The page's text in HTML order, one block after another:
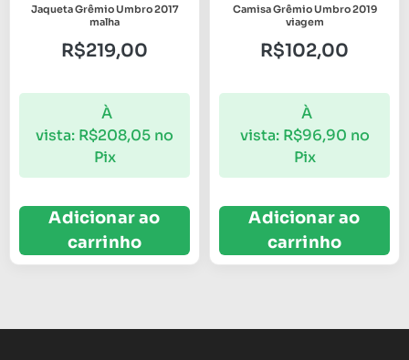
Jaqueta Grêmio Umbro 2017
malha
R$219,00
À
vista: R$208,05 no
Pix
Adicionar ao
carrinho
Camisa Grêmio Umbro 2019
viagem
R$102,00
À
vista: R$96,90 no
Pix
Adicionar ao
carrinho